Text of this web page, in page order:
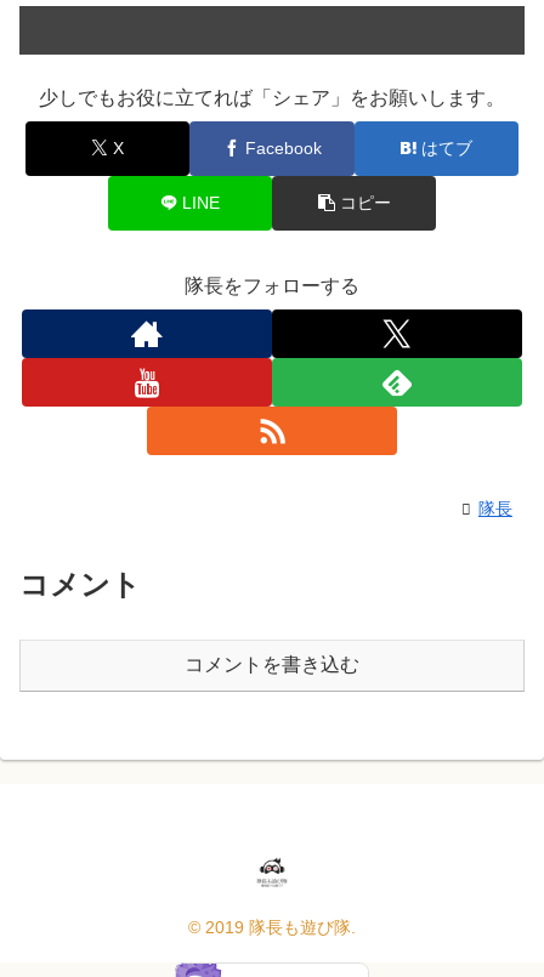
少しでもお役に立てれば「シェア」をお願いします。
X Facebook はてブ
LINE コピー
隊長をフォローする
隊長
コメント
コメントを書き込む
© 2019 隊長も遊び隊.